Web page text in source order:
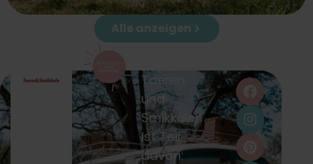
Alle anzeigen
Toeren
und
Smikkelen
ist Teil
davon: